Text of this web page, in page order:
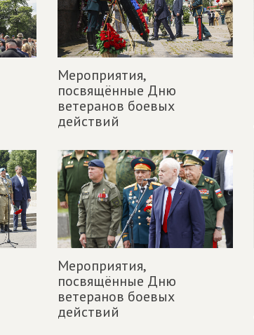
Мероприятия,
посвящённые Дню
ветеранов боевых
действий
Мероприятия,
посвящённые Дню
ветеранов боевых
действий